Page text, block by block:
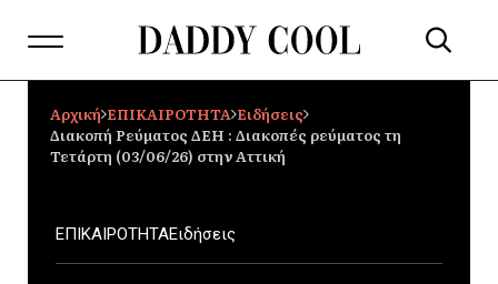
Αρχική ΕΠΙΚΑΙΡΟΤΗΤΑ Ειδήσεις
Διακοπή Ρεύματος ΔΕΗ : Διακοπές ρεύματος τη
Τετάρτη (03/06/26) στην Αττική
ΕΠΙΚΑΙΡΟΤΗΤΑΕιδήσεις